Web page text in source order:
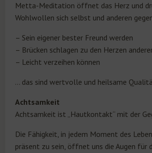
Metta-Meditation öffnet das Herz und
Wohlwollen sich selbst und anderen
– Sein eigener bester Freund werden
– Brücken schlagen zu den Herzen
– Leicht verzeihen können
… das sind wertvolle und heilsame
Achtsamkeit
Achtsamkeit ist „Hautkontakt“ mit der
Die Fähigkeit, in jedem Moment des
präsent zu sein, öffnet uns die Augen für